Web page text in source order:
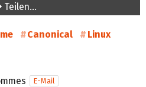
Teilen…
Canonical
Linux
E-Mail